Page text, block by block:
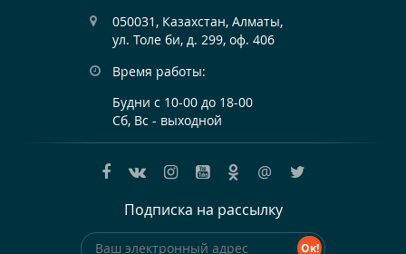
050031, Казахстан, Алматы,
ул. Толе би, д. 299, оф. 406
Время работы:
Будни с 10-00 до 18-00
Сб, Вс - выходной
@
Подписка на рассылку